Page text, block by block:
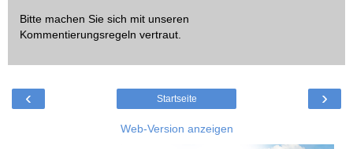
Bitte machen Sie sich mit unseren
Kommentierungsregeln vertraut.
‹ ›
Startseite
Web-Version anzeigen